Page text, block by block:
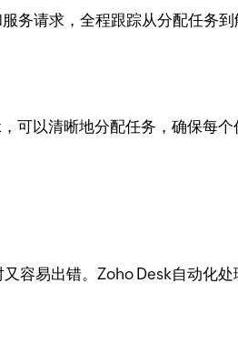
务请求，全程跟踪从分配任务
可以清晰地分配任务，确保每
容易出错。Zoho Desk自动化